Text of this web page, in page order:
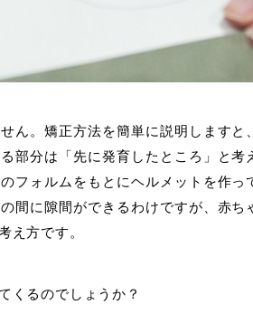
ん。矯正方法を簡単に説明しますと
部分は「先に発育したところ」と考
フォルムをもとにヘルメットを作っ
間に隙間ができるわけですが、赤ち
え方です。
くるのでしょうか？